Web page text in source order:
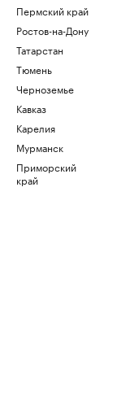
Пермский край
Ростов-на-Дону
Татарстан
Тюмень
Черноземье
Кавказ
Карелия
Мурманск
Приморский
край